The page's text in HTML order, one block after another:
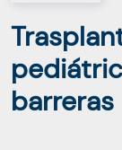
barreras